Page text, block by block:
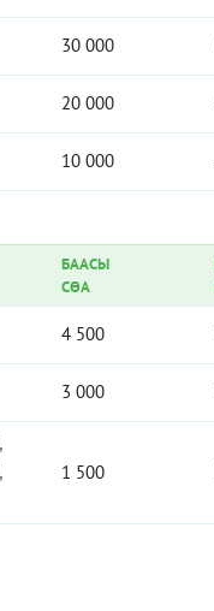
30 000
20 000
10 000
БААСЫ
СӨА
4 500
3 000
1 500